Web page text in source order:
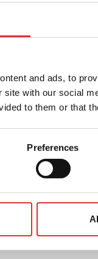
and ads, to
site with our social
to them or that
Preferences